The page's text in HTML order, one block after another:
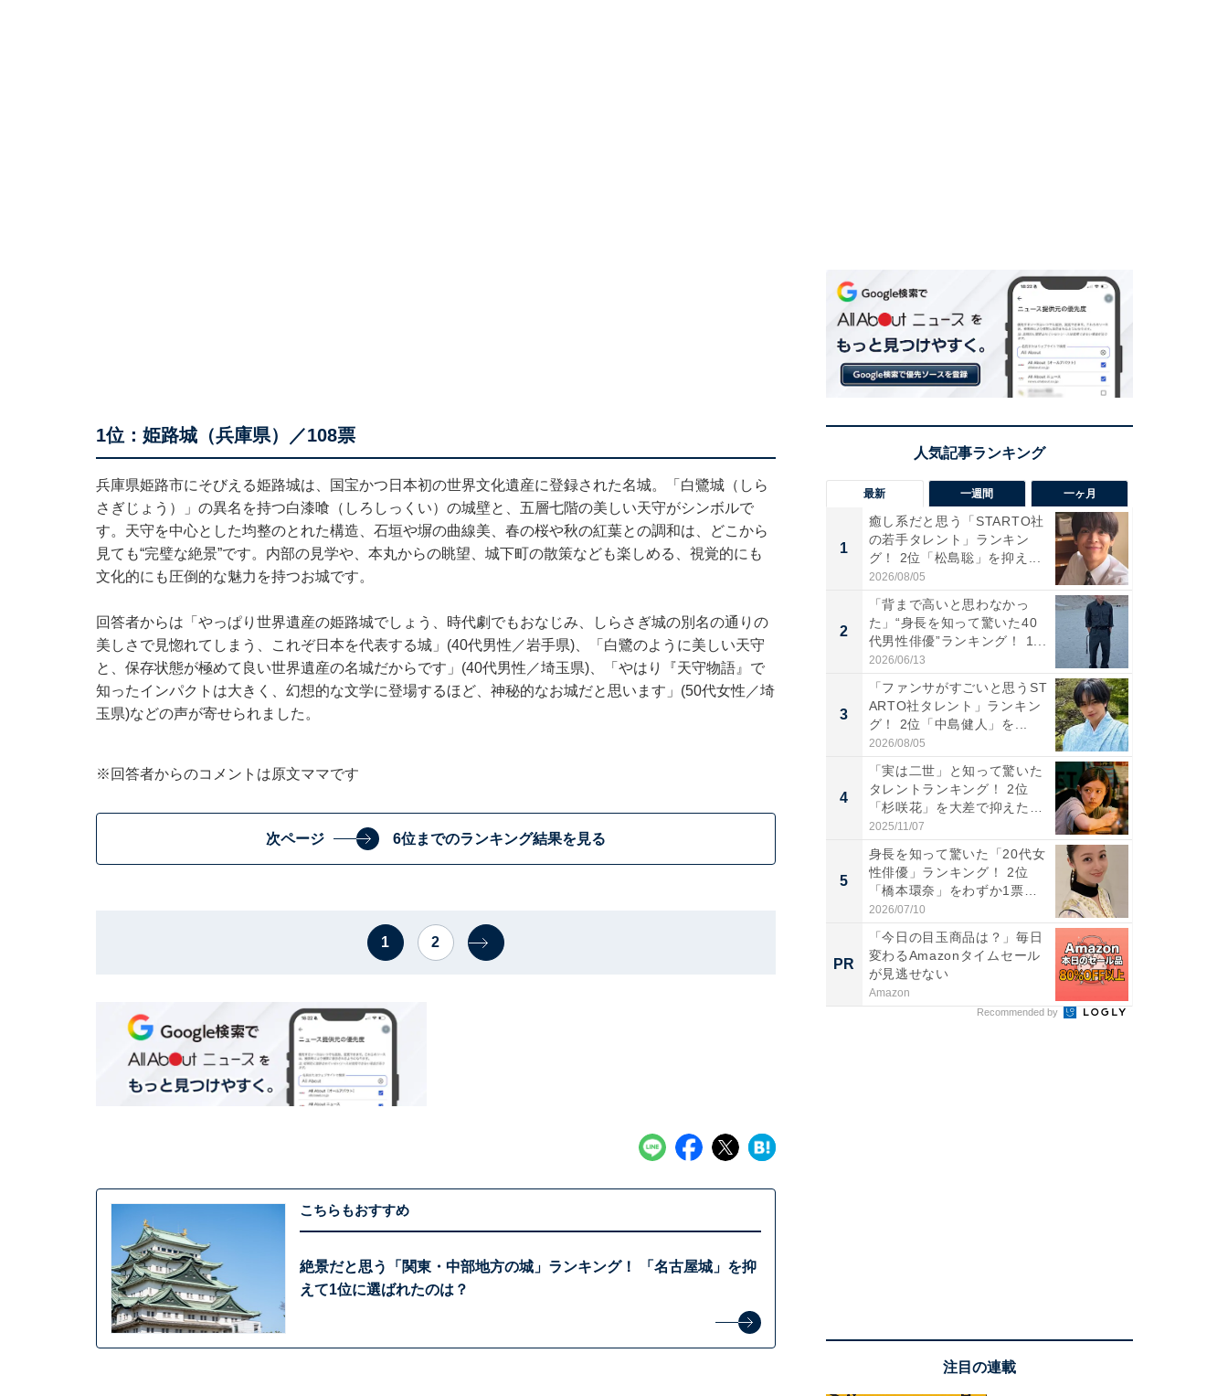
1位：姫路城（兵庫県）／108票
兵庫県姫路市にそびえる姫路城は、国宝かつ日本初の世界文化遺産に登録された名城。「白鷺城（しら
さぎじょう）」の異名を持つ白漆喰（しろしっくい）の城壁と、五層七階の美しい天守がシンボルで
す。天守を中心とした均整のとれた構造、石垣や塀の曲線美、春の桜や秋の紅葉との調和は、どこから
見ても“完璧な絶景”です。内部の見学や、本丸からの眺望、城下町の散策なども楽しめる、視覚的にも
文化的にも圧倒的な魅力を持つお城です。
回答者からは「やっぱり世界遺産の姫路城でしょう、時代劇でもおなじみ、しらさぎ城の別名の通りの
美しさで見惚れてしまう、これぞ日本を代表する城」(40代男性／岩手県)、「白鷺のように美しい天守
と、保存状態が極めて良い世界遺産の名城だからです」(40代男性／埼玉県)、「やはり『天守物語』で
知ったインパクトは大きく、幻想的な文学に登場するほど、神秘的なお城だと思います」(50代女性／埼
玉県)などの声が寄せられました。
※回答者からのコメントは原文ママです
次ページ 6位までのランキング結果を見る
1 2
こちらもおすすめ
絶景だと思う「関東・中部地方の城」ランキング！ 「名古屋城」を抑
えて1位に選ばれたのは？
最新 一週間 一ヶ月
1
癒し系だと思う「STARTO社
の若手タレント」ランキン
グ！ 2位「松島聡」を抑え...
2026/08/05
2
「背まで高いと思わなかっ
た」“身長を知って驚いた40
代男性俳優”ランキング！ 1...
2026/06/13
3
「ファンサがすごいと思うST
ARTO社タレント」ランキン
グ！ 2位「中島健人」を...
2026/08/05
4
「実は二世」と知って驚いた
タレントランキング！ 2位
「杉咲花」を大差で抑えた1
位...
2025/11/07
5
身長を知って驚いた「20代女
性俳優」ランキング！ 2位
「橋本環奈」をわずか1票
差...
2026/07/10
PR
「今日の目玉商品は？」毎日
変わるAmazonタイムセール
が見逃せない
Amazon
Recommended by
注目の連載